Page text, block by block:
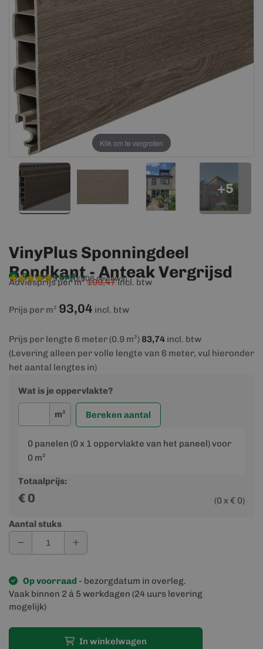
afbeeldingen-
gallerij
afbeeldingen-
gallerij
Klik om te vergroten
+5
VinyPlus Sponningdeel
Rondkant - Anteak Vergrijsd
Op voorraad
9,4/10(906 reviews)
Adviesprijs per m²109,47incl. btw
Prijs per m² 93,04 incl. btw
Prijs per lengte 6 meter (0.9 m²) 83,74 incl. btw
(Levering alleen per volle lengte van 6 meter, vul hieronder
het aantal lengtes in)
Wat is je oppervlakte?
m² Bereken aantal
0 panelen (0 x 1 oppervlakte van het paneel) voor
0 m²
Totaalprijs:
€ 0 (0 x € 0)
Aantal stuks
Op voorraad - bezorgdatum in overleg.
Vaak binnen 2 á 5 werkdagen (24 uurs levering
mogelijk)
In winkelwagen